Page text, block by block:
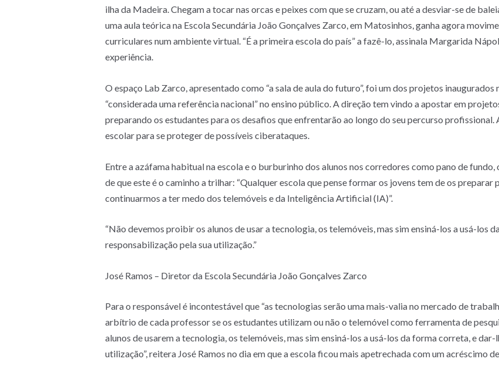
ilha da Madeira. Chegam a tocar nas orcas e peixes com que se cruzam, ou até a desviar-se de
uma aula teórica na Escola Secundária João Gonçalves Zarco, em Matosinhos, ganha agora
curriculares num ambiente virtual. “É a primeira escola do país” a fazê-lo, assinala Margarida
experiência.
O espaço Lab Zarco, apresentado como “a sala de aula do futuro”, foi um dos projetos
“considerada uma referência nacional” no ensino público. A direção tem vindo a apostar em
preparando os estudantes para os desafios que enfrentarão ao longo do seu percurso
escolar para se proteger de possíveis ciberataques.
Entre a azáfama habitual na escola e o burburinho dos alunos nos corredores como pano de
de que este é o caminho a trilhar: “Qualquer escola que pense formar os jovens tem de os preparar
continuarmos a ter medo dos telemóveis e da Inteligência Artificial (IA)”.
“Não devemos proibir os alunos de usar a tecnologia, os telemóveis, mas sim ensiná-los a usá-los
responsabilização pela sua utilização.”
José Ramos – Diretor da Escola Secundária João Gonçalves Zarco
Para o responsável é incontestável que “as tecnologias serão uma mais-valia no mercado de
arbítrio de cada professor se os estudantes utilizam ou não o telemóvel como ferramenta de
alunos de usarem a tecnologia, os telemóveis, mas sim ensiná-los a usá-los da forma correta, e
utilização”, reitera José Ramos no dia em que a escola ficou mais apetrechada com um acréscimo